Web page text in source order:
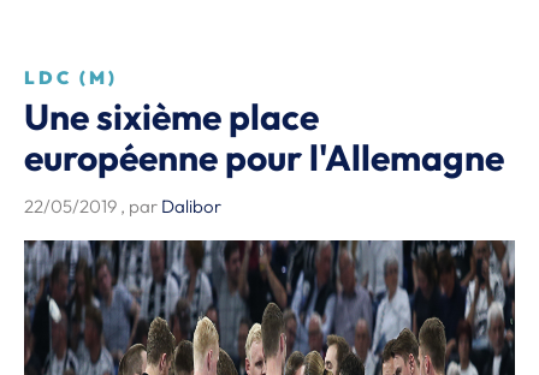
LDC (M)
Une sixième place
européenne pour l'Allemagne
22/05/2019 , par Dalibor